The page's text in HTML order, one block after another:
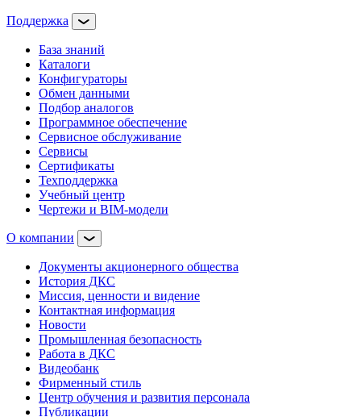
Поддержка
База знаний
Каталоги
Конфигураторы
Обмен данными
Подбор аналогов
Программное обеспечение
Сервисное обслуживание
Сервисы
Сертификаты
Техподдержка
Учебный центр
Чертежи и BIM-модели
О компании
Документы акционерного общества
История ДКС
Миссия, ценности и видение
Контактная информация
Новости
Промышленная безопасность
Работа в ДКС
Видеобанк
Фирменный стиль
Центр обучения и развития персонала
Публикации